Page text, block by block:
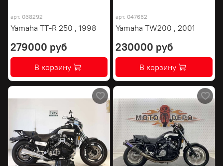
арт. 038292
Yamaha TT-R 250 , 1998
279000 руб
В корзину
арт. 047662
Yamaha TW200 , 2001
230000 руб
В корзину